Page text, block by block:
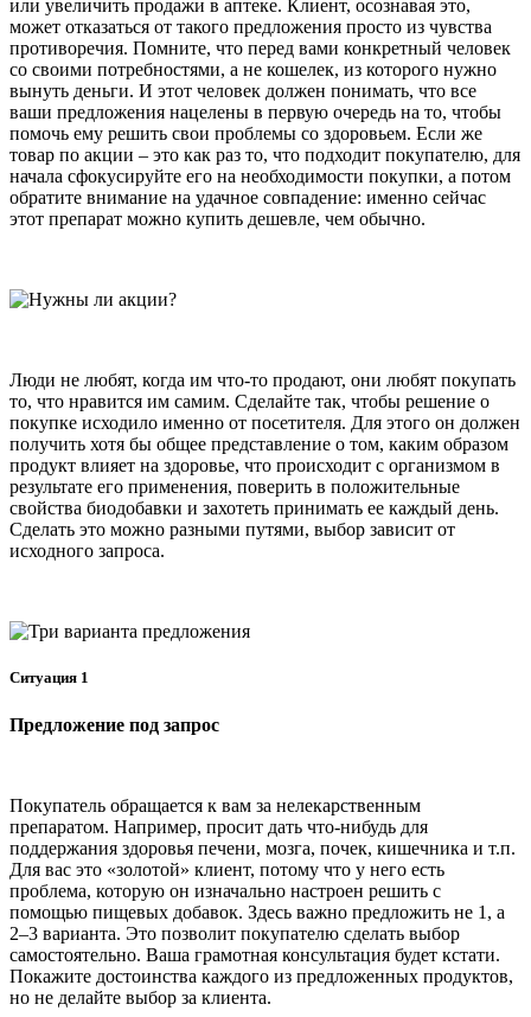
или увеличить продажи в аптеке. Клиент, осознавая это,
может отказаться от такого предложения просто из чувства
противоречия. Помните, что перед вами конкретный человек
со своими потребностями, а не кошелек, из которого нужно
вынуть деньги. И этот человек должен понимать, что все
ваши предложения нацелены в первую очередь на то, чтобы
помочь ему решить свои проблемы со здоровьем. Если же
товар по акции – это как раз то, что подходит покупателю, для
начала сфокусируйте его на необходимости покупки, а потом
обратите внимание на удачное совпадение: именно сейчас
этот препарат можно купить дешевле, чем обычно.
Люди не любят, когда им что-то продают, они любят покупать
то, что нравится им самим. Сделайте так, чтобы решение о
покупке исходило именно от посетителя. Для этого он должен
получить хотя бы общее представление о том, каким образом
продукт влияет на здоровье, что происходит с организмом в
результате его применения, поверить в положительные
свойства биодобавки и захотеть принимать ее каждый день.
Сделать это можно разными путями, выбор зависит от
исходного запроса.
Ситуация 1
Предложение под запрос
Покупатель обращается к вам за нелекарственным
препаратом. Например, просит дать что-нибудь для
поддержания здоровья печени, мозга, почек, кишечника и т.п.
Для вас это «золотой» клиент, потому что у него есть
проблема, которую он изначально настроен решить с
помощью пищевых добавок. Здесь важно предложить не 1, а
2–3 варианта. Это позволит покупателю сделать выбор
самостоятельно. Ваша грамотная консультация будет кстати.
Покажите достоинства каждого из предложенных продуктов,
но не делайте выбор за клиента.